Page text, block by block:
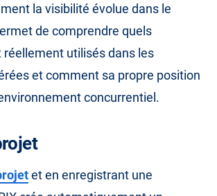
la visibilité évolue dans le
de comprendre quels
utilisés dans les
et comment sa propre position
concurrentiel.
et en enregistrant une